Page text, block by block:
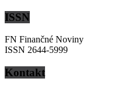
ISSN
FN Finančné Noviny
ISSN 2644-5999
Kontakt